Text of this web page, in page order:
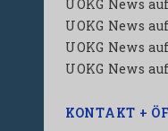
UOKG News auf
UOKG News auf
UOKG News auf
UOKG News auf
KONTAKT +